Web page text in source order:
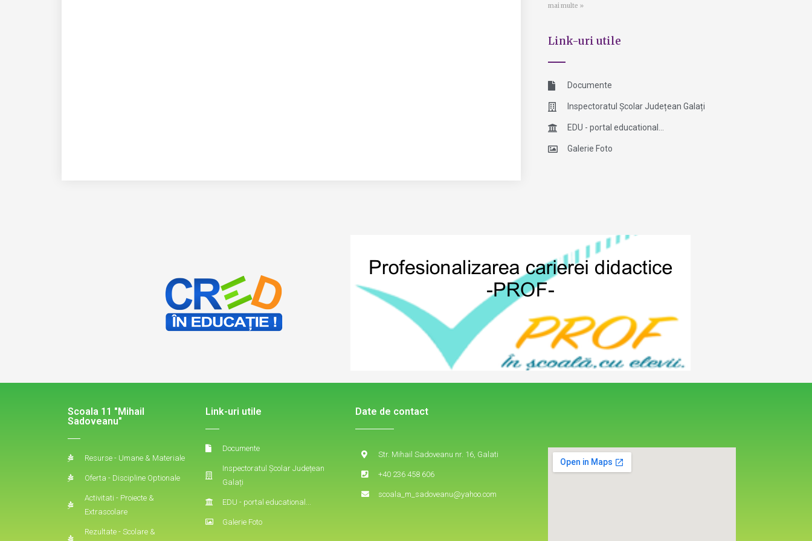
mai multe »
Link-uri utile
Documente
Inspectoratul Școlar Județean Galați
EDU - portal educational...
Galerie Foto
Scoala 11 "Mihail
Sadoveanu"
Resurse - Umane & Materiale
Oferta - Discipline Optionale
Activitati - Proiecte &
Extrascolare
Rezultate - Scolare &
Link-uri utile
Documente
Inspectoratul Școlar Județean
Galați
EDU - portal educational...
Galerie Foto
Date de contact
Str. Mihail Sadoveanu nr. 16, Galati
+40 236 458 606
scoala_m_sadoveanu@yahoo.com